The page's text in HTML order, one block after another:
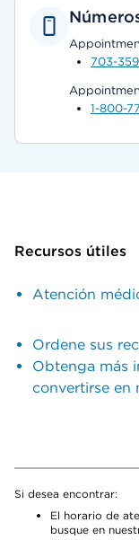
703-
1-800-
Recursos útiles
Atención
Ordene sus
Obtenga más
convertirse en
Si desea encontrar:
El horario de
busque en